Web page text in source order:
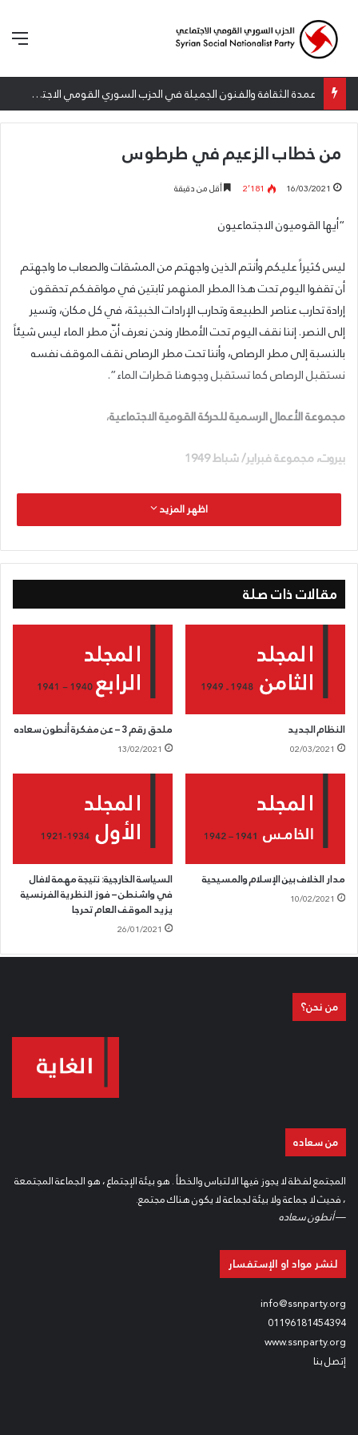
عمدة الثقافة والفنون الجميلة في الحزب السوري القومي الاجتماعي تعلن نتائج الدورة الخامسة من جائزة أنطون سعاده الأدبية
من خطاب الزعيم في طرطوس
16/03/2021 2٬181 أقل من دقيقة
“أيها القوميون الاجتماعيون
ليس كثيراً عليكم وأنتم الذين واجهتم من المشقات والصعاب ما واجهتم
أن تقفوا اليوم تحت هذا المطر المنهمر ثابتين في مواقفكم تحققون
إرادة تحارب عناصر الطبيعة وتحارب الإرادات الخبيثة، في كل مكان، وتسير
إلى النصر. إننا نقف اليوم تحت الأمطار ونحن نعرف أنّ مطر الماء ليس شيئاً
بالنسبة إلى مطر الرصاص، وأننا تحت مطر الرصاص نقف الموقف نفسه
نستقبل الرصاص كما تستقبل وجوهنا قطرات الماء”.
مجموعة الأعمال الرسمية للحركة القومية الاجتماعية،
بيروت، مجموعة فبراير/ شباط1949
اظهر المزيد
مقالات ذات صلة
النظام الجديد
02/03/2021
ملحق رقم 3 – عن مفكرة أنطون سعاده
13/02/2021
مدار الخلاف بين الإسلام والمسيحية
10/02/2021
السياسة الخارجية: نتيجة مهمة لافال
في واشنطن – فوز النظرية الفرنسية
يزيد الموقف العام تحرجا
26/01/2021
من نحن؟
من سعاده
المجتمع لفظة لا يجوز فيها الالتباس والخطأ . هو بيئة الإجتماع ، هو الجماعة المجتمعة
، فحيث لا جماعة ولا بيئة لجماعة لا يكون هناك مجتمع.
—أنطون سعاده
لنشر مواد او الإستفسار
info@ssnparty.org
01196181454394
www.ssnparty.org
إتصل بنا